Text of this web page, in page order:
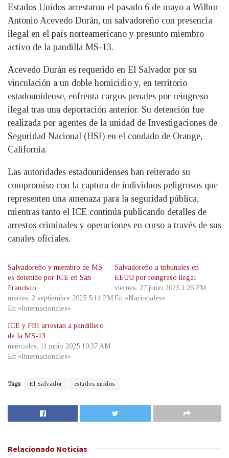
Estados Unidos arrestaron el pasado 6 de mayo a Wilbur
Antonio Acevedo Durán, un salvadoreño con presencia
ilegal en el país norteamericano y presunto miembro
activo de la pandilla MS-13.
Acevedo Durán es requerido en El Salvador por su
vinculación a un doble homicidio y, en territorio
estadounidense, enfrenta cargos penales por reingreso
ilegal tras una deportación anterior. Su detención fue
realizada por agentes de la unidad de Investigaciones de
Seguridad Nacional (HSI) en el condado de Orange,
California.
Las autoridades estadounidenses han reiterado su
compromiso con la captura de individuos peligrosos que
representen una amenaza para la seguridad pública,
mientras tanto el ICE continúa publicando detalles de
arrestos criminales y operaciones en curso a través de sus
canales oficiales.
Salvadoreño y miembro de MS
es detenido por ICE en San
Francisco
martes, 2 septiembre 2025 5:14 PM
En «Internacionales»
Salvadoreño a tribunales en
EEUU por reingreso ilegal
viernes, 27 junio 2025 1:26 PM
En «Nacionales»
ICE y FBI arrestan a pandillero
de la MS-13
miércoles, 11 junio 2025 10:37 AM
En «Internacionales»
Tags: El Salvador estados unidos
Relacionado Noticias